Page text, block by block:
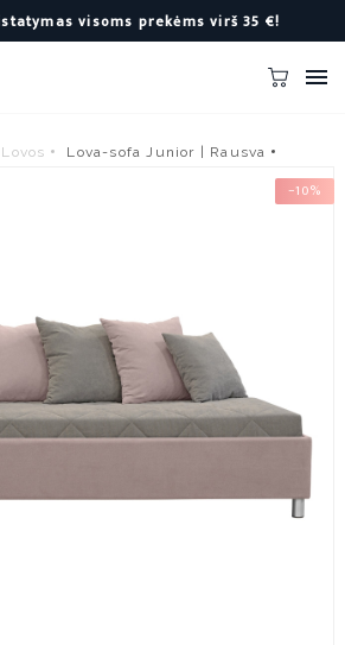
visoms prekėms virš 35 €!

Lovos Lova-sofa Junior | Rausva
−10%